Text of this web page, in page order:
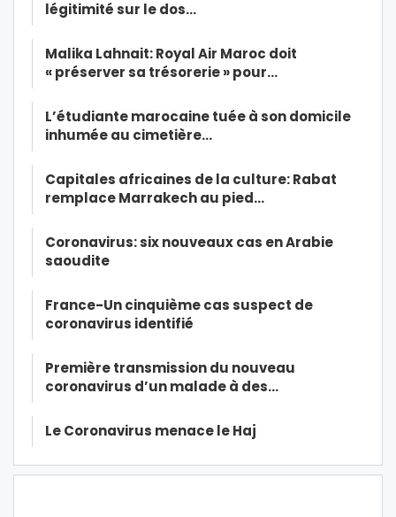
légitimité sur le dos…
Malika Lahnait: Royal Air Maroc doit
« préserver sa trésorerie » pour…
L’étudiante marocaine tuée à son domicile
inhumée au cimetière…
Capitales africaines de la culture: Rabat
remplace Marrakech au pied…
Coronavirus: six nouveaux cas en Arabie
saoudite
France-Un cinquième cas suspect de
coronavirus identifié
Première transmission du nouveau
coronavirus d’un malade à des…
Le Coronavirus menace le Haj